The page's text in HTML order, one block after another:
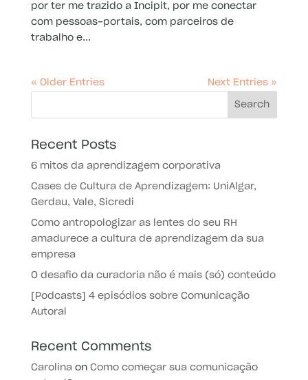
por ter me trazido a Incipit, por me conectar
com pessoas-portais, com parceiros de
trabalho e...
« Older Entries Next Entries »
Recent Posts
6 mitos da aprendizagem corporativa
Cases de Cultura de Aprendizagem: UniAlgar,
Gerdau, Vale, Sicredi
Como antropologizar as lentes do seu RH
amadurece a cultura de aprendizagem da sua
empresa
O desafio da curadoria não é mais (só) conteúdo
[Podcasts] 4 episódios sobre Comunicação
Autoral
Recent Comments
Carolina on Como começar sua comunicação